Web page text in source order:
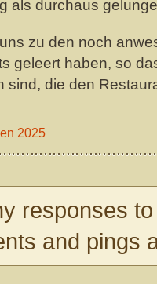
als durchaus
zu den noch
geleert haben, so
sind, die den
2025
responses
and pings